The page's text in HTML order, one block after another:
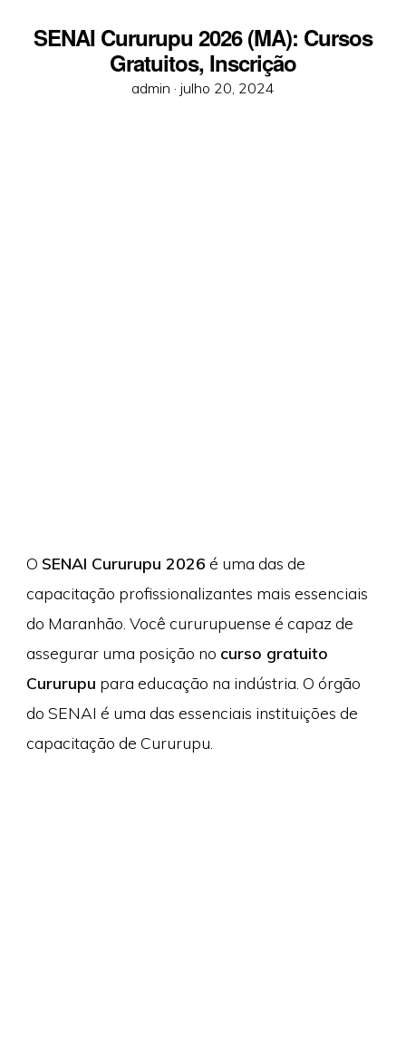
SENAI Cururupu 2026 (MA): Cursos
Gratuitos, Inscrição
admin · Posted
julho 20, 2024
O SENAI Cururupu 2026 é uma das de
capacitação profissionalizantes mais essenciais
do Maranhão. Você cururupuense é capaz de
assegurar uma posição no curso gratuito
Cururupu para educação na indústria. O órgão
do SENAI é uma das essenciais instituições de
capacitação de Cururupu.